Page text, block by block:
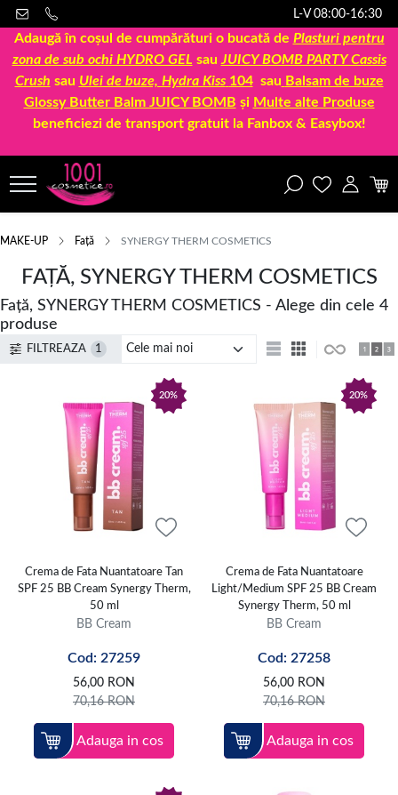
L-V 08:00-16:30
Adaugă în coșul de cumpărături o bucată de Plasturi pentru
zona de sub ochi HYDRO GEL sau JUICY BOMB PARTY Cassis
Crush sau Ulei de buze, Hydra Kiss 104sau Balsam de buze
Glossy Butter Balm JUICY BOMB și Multe alte Produse
beneficiezi de transport gratuit la Fanbox & Easybox!
MAKE-UP Față SYNERGY THERM COSMETICS
FAȚĂ, SYNERGY THERM COSMETICS
Față, SYNERGY THERM COSMETICS - Alege din cele 4
produse
FILTREAZA 1
20%
Crema de Fata Nuantatoare Tan
SPF 25 BB Cream Synergy Therm,
50 ml
BB Cream
Cod: 27259
56,00 RON
70,16RON
Adauga in cos
20%
Crema de Fata Nuantatoare
Light/Medium SPF 25 BB Cream
Synergy Therm, 50 ml
BB Cream
Cod: 27258
56,00 RON
70,16RON
Adauga in cos